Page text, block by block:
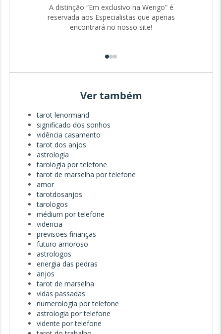
A distinção “Em exclusivo na Wengo” é
reservada aos Especialistas que apenas
encontrará no nosso site!
Ver também
tarot lenormand
significado dos sonhos
vidência casamento
tarot dos anjos
astrologia
tarologia por telefone
tarot de marselha por telefone
amor
tarotdosanjos
tarologos
médium por telefone
videncia
previsões finanças
futuro amoroso
astrologos
energia das pedras
anjos
tarot de marselha
vidas passadas
numerologia por telefone
astrologia por telefone
vidente por telefone